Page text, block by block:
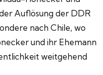
Auflösung der DDR
nach Chile, wo
und ihr Ehemann
weitgehend